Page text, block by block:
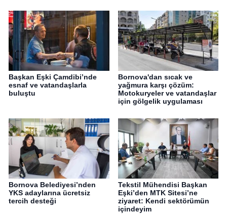
Başkan Eşki Çamdibi’nde
esnaf ve vatandaşlarla
buluştu
Bornova'dan sıcak ve
yağmura karşı çözüm:
Motokuryeler ve vatandaşlar
için gölgelik uygulaması
Bornova Belediyesi’nden
YKS adaylarına ücretsiz
tercih desteği
Tekstil Mühendisi Başkan
Eşki’den MTK Sitesi’ne
ziyaret: Kendi sektörümün
içindeyim